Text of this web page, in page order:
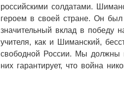
российскими солдатами.
героем в своей стране. Он
значительный вклад в победу
учителя, как и Шиманский,
свободной России. Мы должны
них гарантирует, что война